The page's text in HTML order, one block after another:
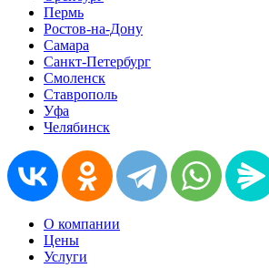
Пермь
Ростов-на-Дону
Самара
Санкт-Петербург
Смоленск
Ставрополь
Уфа
Челябинск
О компании
Цены
Услуги